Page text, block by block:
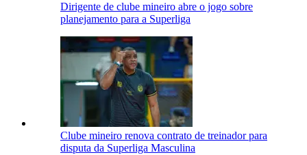
Dirigente de clube mineiro abre o jogo sobre
planejamento para a Superliga
Clube mineiro renova contrato de treinador para
disputa da Superliga Masculina